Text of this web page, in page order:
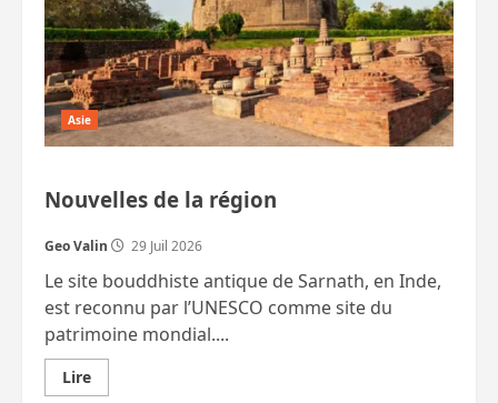
257
adultes,
en
Thaïlande
Asie
Nouvelles de la région
Geo Valin 29 Juil 2026
Le site bouddhiste antique de Sarnath, en Inde,
est reconnu par l’UNESCO comme site du
patrimoine mondial....
LireEn
savoir